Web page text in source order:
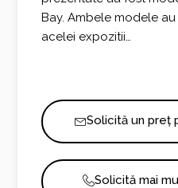
Bay. Ambele modele
acelei expozitii…
Solicită un preț
Solicită mai